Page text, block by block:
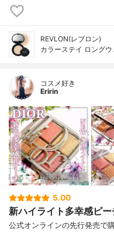
REVLON(レブロン)
カラーステイ ロング
コスメ好き
Eririn
5.00
新ハイライト多幸感ピー
公式オンラインの先行発売で